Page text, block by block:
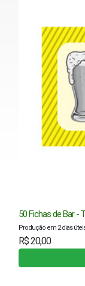
50 Fichas de Bar -
Produção em 2 dias
R$ 20,00